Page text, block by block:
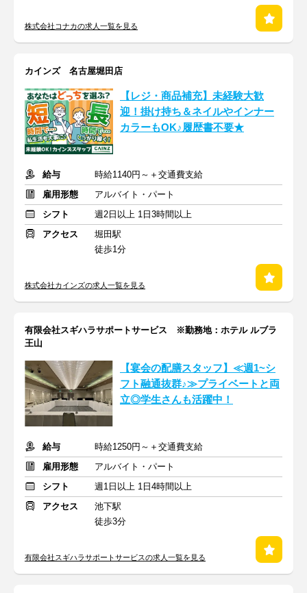
株式会社コナカの求人一覧を見る
カインズ 名古屋堀田店
【レジ・商品補充】未経験大歓
迎！掛け持ち＆ネイルやインナー
カラーもOK♪履歴書不要★
給与
時給1140円～＋交通費支給
雇用形態
アルバイト・パート
シフト
週2日以上 1日3時間以上
アクセス
堀田駅
徒歩1分
株式会社カインズの求人一覧を見る
有限会社スギハラサポートサービス ※勤務地：ホテル ルブラ
王山
【宴会の配膳スタッフ】≪週1~シ
フト融通抜群♪≫プライベートと両
立◎学生さんも活躍中！
給与
時給1250円～＋交通費支給
雇用形態
アルバイト・パート
シフト
週1日以上 1日4時間以上
アクセス
池下駅
徒歩3分
有限会社スギハラサポートサービスの求人一覧を見る